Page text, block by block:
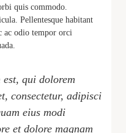
quis commodo.
Pellentesque habitant
ac odio tempor orci
qui dolorem
consectetur, adipisci
eius modi
et dolore magnam